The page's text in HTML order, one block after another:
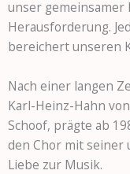
unser gemeinsamer
Herausforderung.
bereichert unseren
Nach einer langen
Karl-Heinz-Hahn
Schoof, prägte ab
den Chor mit seiner
Liebe zur Musik.